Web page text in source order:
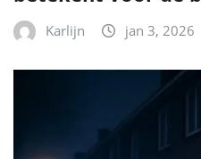
Karlijn jan 3, 2026